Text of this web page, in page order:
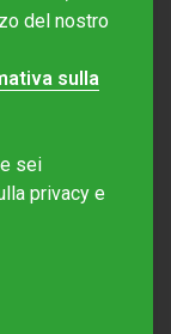
del nostro
sulla
sei
privacy e